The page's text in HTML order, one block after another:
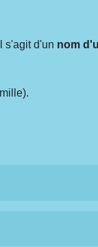
s'agit d'un nom